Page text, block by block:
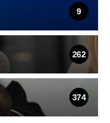
9
262
374